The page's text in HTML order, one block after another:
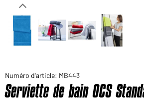
Numéro d'article: MB443
Serviette de bain OCS